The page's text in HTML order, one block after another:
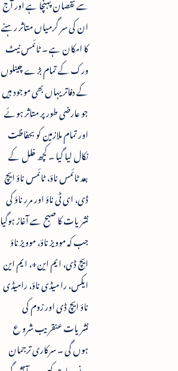
ان کی سر گرمیاں متاثر رہنے
کا امکان ہے ۔ ٹائمس نیٹ
ورک کے تمام بڑے چینلوں
کے دفاتر یہاں بھی موجود ہیں
جو عارضی طور پر متاثر ہوئے
اور تمام ملازمین کو بحفاظت
نکال لیا گیا ۔ کچھ خلل کے
بعد ٹائمس ناؤ، ٹائمس ناؤ ایچ
ڈی، ای ٹی ناؤ اور مرر ناؤ کی
نشریات کا صبح سے آغاز ہوگیا
جب کہ موویز ناؤ، موویز ناؤ
ایچ ڈی، ایم این+، ایم این
ایکس، را میڈی ناؤ، رامیڈی
ناؤ ایچ ڈی اور زوم کی
نشریات عنقریب شرو ع
ہوں گی ۔ سرکاری ترجمان